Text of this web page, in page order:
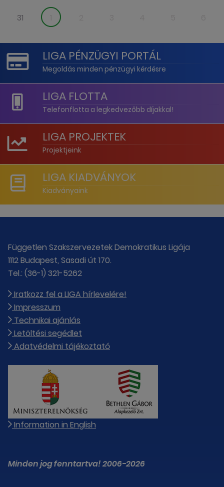
31
LIGA PÉNZÜGYI PORTÁL
Megoldás minden pénzügyi kérdésre
LIGA FLOTTA
Telefonflotta a legkedvezőbb díjakkal!
LIGA PROJEKTEK
Projektjeink
LIGA KIADVÁNYOK
Kiadványaink
Független Szakszervezetek Demokratikus Ligája
1112 Budapest, Sasadi út 170.
Tel.: (36-1) 321-5262
Iratkozz fel a LIGA hírlevelére!
Impresszum
Technikai ajánlás
Letöltési segédlet
Adatvédelmi tájékoztató
Information in English
Minden jog fenntartva! 2006-2026